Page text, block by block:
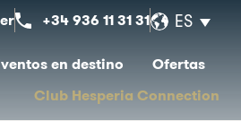
+34 936 11 31 31 ES
en destino
Ofertas
Club Hesperia Connection